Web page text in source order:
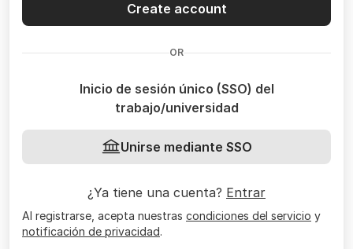
Create account
OR
Inicio de sesión único (SSO) del
trabajo/universidad
Unirse mediante SSO
¿Ya tiene una cuenta? Entrar
Al registrarse, acepta nuestras condiciones del servicio y
notificación de privacidad.